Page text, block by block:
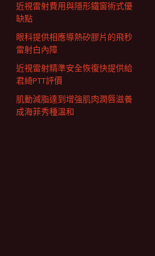
近視雷射費用與隱形鐵窗術式優
缺點
眼科提供相應導熱矽膠片的飛秒
雷射白內障
近視雷射精準安全恢復快提供給
君綺PTT評價
肌動減脂達到增強肌肉潤唇滋養
成海菲秀種溫和